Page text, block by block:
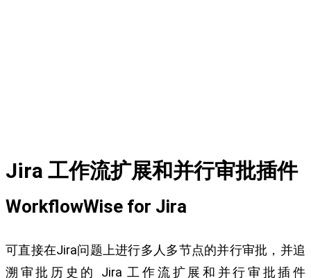
Jira 工作流扩展和并行审批插件
WorkflowWise for Jira
可直接在Jira问题上进行多人多节点的并行审批，并追
溯审批历史的 Jira 工作流扩展和并行审批插件